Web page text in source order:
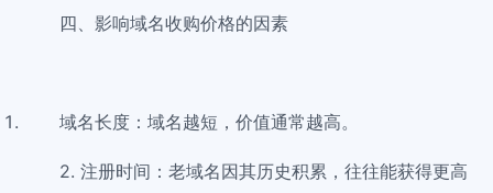
四、影响域名收购价格的因素
域名长度：域名越短，价值通常越高。
2. 注册时间：老域名因其历史积累，往往能获得更高